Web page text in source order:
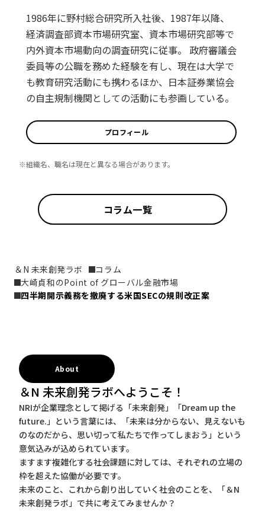
1986年に野村総合研究所入社後、1987年以降、
経済調査部資本市場研究室、資本市場研究部等で
内外資本市場動向の調査研究に従事。 政府審議会
委員等の公職を務めた経験を有し、現在は大学で
も教育研究活動にも携わるほか、日本証券業協会
の自主規制機関としての活動にも参画している。
プロフィール
※組織名、職名は現在と異なる場合があります。
コラム一覧
＆N 未来創発ラボ
コラム
大崎貞和のPoint of グローバル金融市場
四半期開示義務を撤廃する米国SECの規則改正案
About
＆N 未来創発ラボへようこそ！
NRIが企業理念として掲げる「未来創発」「Dream up the
future.」という言葉には、「未来は分からない、見えないも
のなのだから、思い切って私たちで作ってしまおう」という
意気込みが込められています。
ますます複雑化する社会課題に対しては、それぞれの立場の
枠を超えた協働が必要です。
未来のこと、これから創り出していく社会のことを、「＆N
未来創発ラボ」で共に考えてみませんか？